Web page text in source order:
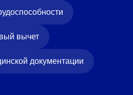
вычет
документации